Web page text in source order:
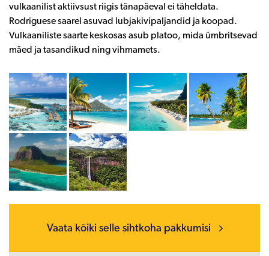
vulkaanilist aktiivsust riigis tänapäeval ei täheldata.
Rodriguese saarel asuvad lubjakivipaljandid ja koopad.
Vulkaaniliste saarte keskosas asub platoo, mida ümbritsevad
mäed ja tasandikud ning vihmamets.
Vaata kõiki selle sihtkoha pakkumisi